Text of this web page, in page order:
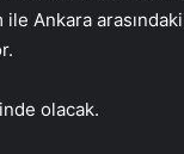
Ankara
olacak.